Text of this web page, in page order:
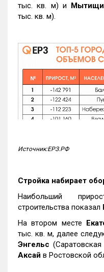
тыс. кв. м) и Мытищи
тыс. кв. м).
Источник:ЕРЗ.РФ
Стройка набирает
Наибольший
строительства показал
На втором месте
тыс. кв. м, далее
Энгельс
Аксай в Ростовской